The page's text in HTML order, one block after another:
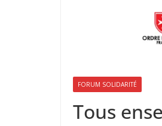
FORUM SOLIDARITÉ
Tous